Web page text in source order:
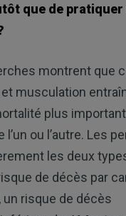
que de pratiquer
montrent que
musculation
plus
ou l’autre. Les
les deux
de décès par
un risque de décès